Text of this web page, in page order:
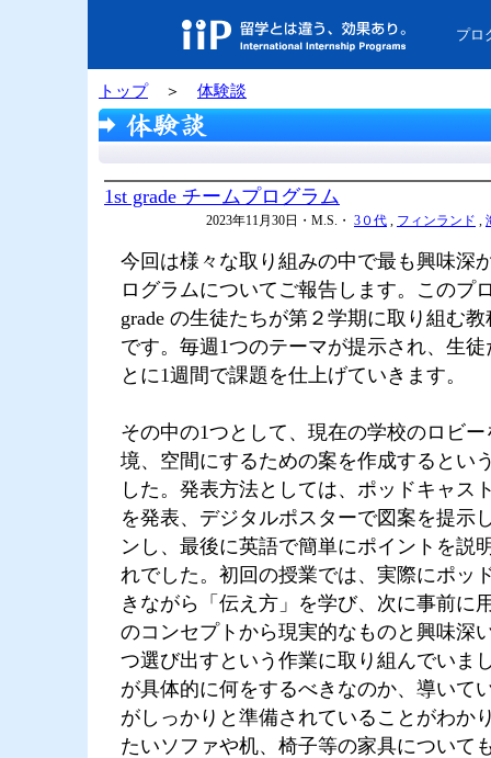
プロ
トップ＞ 体験談
1st grade チームプログラム
2023年11月30日・M.S.・ 3０代 , フィンランド ,
今回は様々な取り組みの中で最も興味深
ログラムについてご報告します。このプ
grade の生徒たちが第２学期に取り組む
です。毎週1つのテーマが提示され、生
とに1週間で課題を仕上げていきます。
その中の1つとして、現在の学校のロビ
境、空間にするための案を作成するとい
した。発表方法としては、ポッドキャス
を発表、デジタルポスターで図案を提示
ンし、最後に英語で簡単にポイントを説
れでした。初回の授業では、実際にポッ
きながら「伝え方」を学び、次に事前に
のコンセプトから現実的なものと興味深
つ選び出すという作業に取り組んでいま
が具体的に何をするべきなのか、導いて
がしっかりと準備されていることがわか
たいソファや机、椅子等の家具について